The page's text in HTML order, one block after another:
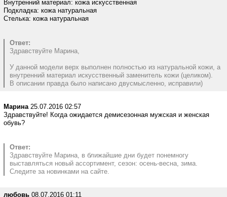
Внутренний материал: кожа искусственная
Подкладка: кожа натуральная
Стелька: кожа натуральная
Ответ:
Здравствуйте Марина,
У данной модели верх выполнен полностью из натуральной кожи, а
внутренний материал искусственный заменитель кожи (целиком).
В описании правда было написано двусмысленно, исправили)
Марина25.07.2016 02:57
Здравствуйте! Когда ожидается демисезонная мужская и женская
обувь?
Ответ:
Здравствуйте Марина, в ближайшие дни будет понемногу
выставляться новый ассортимент, сезон: осень-весна, зима.
Следите за новинками на сайте.
любовь 08.07.2016 01:11